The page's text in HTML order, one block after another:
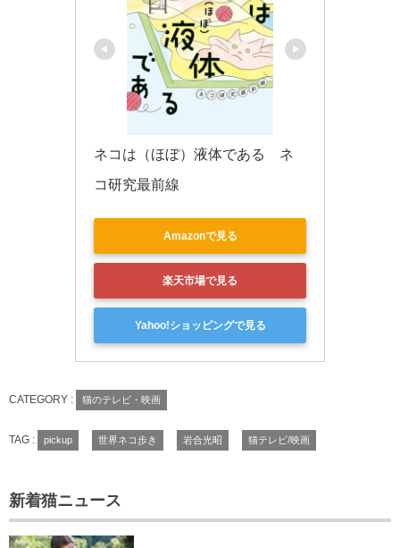
ネコは（ほぼ）液体である　ネ
コ研究最前線
Amazonで見る
楽天市場で見る
Yahoo!ショッピングで見る
CATEGORY : 猫のテレビ・映画
TAG : pickup 世界ネコ歩き 岩合光昭 猫テレビ/映画
新着猫ニュース